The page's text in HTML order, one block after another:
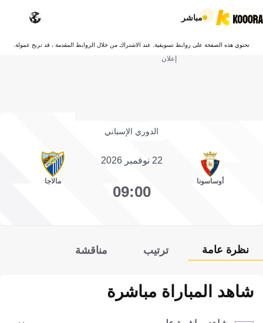
مباشر
تحتوي هذه الصفحة على روابط تسويقية. عند الاشتراك من خلال الروابط المقدمة ، قد نربح عمولة.
إعلان
الدوري الإسباني
أوساسونا
22 نوفمبر 2026
09:00
مالاجا
نظرة عامة ترتيب مناقشة
شاهد المباراة مباشرة